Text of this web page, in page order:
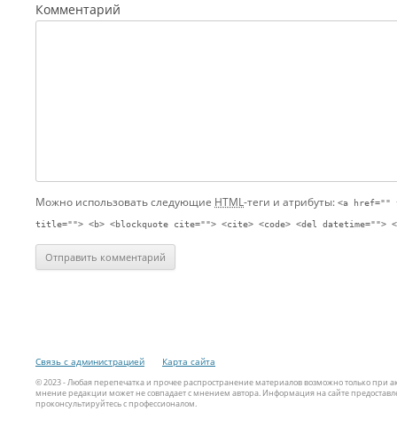
Комментарий
Можно использовать следующие HTML-теги и атрибуты: <a href=""
title=""> <b> <blockquote cite=""> <cite> <code> <del datetime="">
Связь с администрацией Карта сайта
© 2023 - Любая перепечатка и прочее распространение материалов возможно только
мнение редакции может не совпадает с мнением автора. Информация на сайте
проконсультируйтесь с профессионалом.